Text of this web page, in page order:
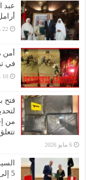
عبد
22 مايو 2026
في
10 مايو 2026
فتح
من
6 مايو 2026
5 إلى 7 ماي الجاري على رأس وفد أمني هام